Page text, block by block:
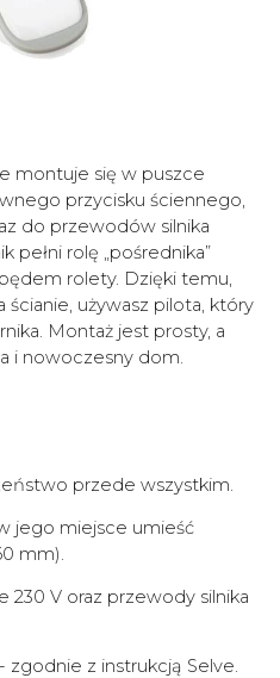
montuje się w puszce
przycisku ściennego,
do przewodów silnika
pełni rolę „pośrednika”
rolety. Dzięki temu,
ścianie, używasz pilota, który
Montaż jest prosty, a
i nowoczesny dom.
przede wszystkim.
jego miejsce umieść
mm).
230 V oraz przewody silnika
z instrukcją Selve.